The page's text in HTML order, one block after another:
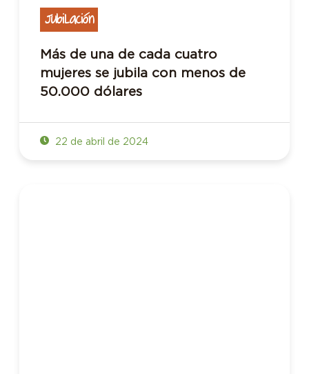
Jubilación
Más de una de cada cuatro
mujeres se jubila con menos de
50.000 dólares
22 de abril de 2024